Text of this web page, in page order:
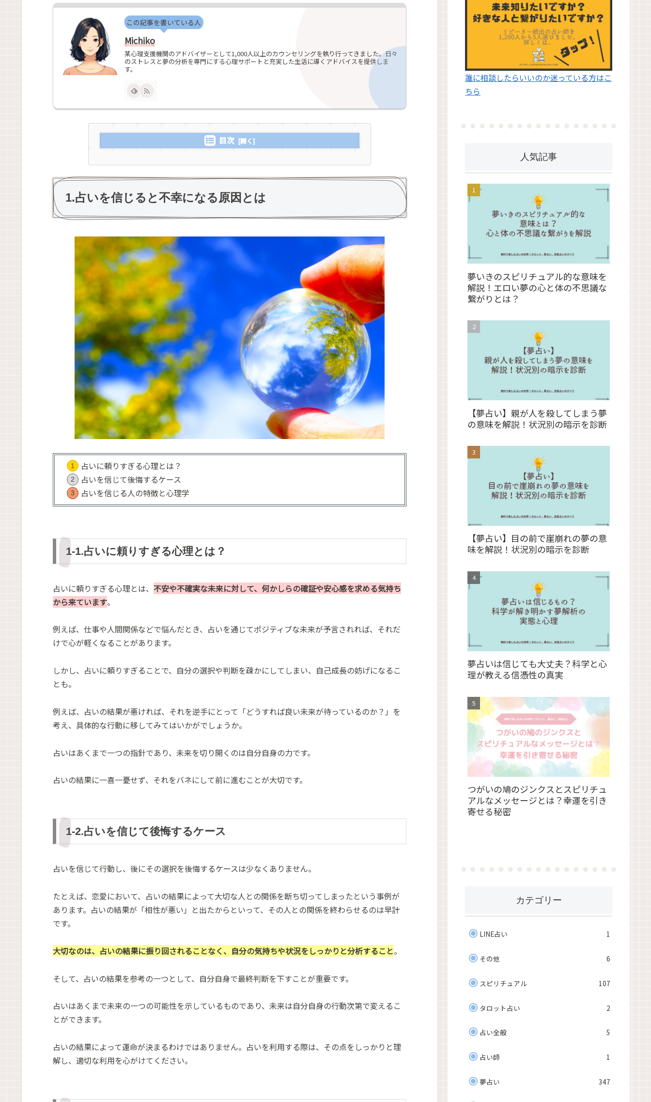
この記事を書いている人
Michiko
某心理支援機関のアドバイザーとして1,000人以上のカウンセリングを執り行ってきました。日々
のストレスと夢の分析を専門にする心理サポートと充実した生活に導くアドバイスを提供しま
す。
目次
1.占いを信じると不幸になる原因とは
占いに頼りすぎる心理とは？
占いを信じて後悔するケース
占いを信じる人の特徴と心理学
1-1.占いに頼りすぎる心理とは？
占いに頼りすぎる心理とは、 不安や不確実な未来に対して、何かしらの確証や安心感を求める気持ち
から来ています。
例えば、仕事や人間関係などで悩んだとき、占いを通じてポジティブな未来が予言されれば、それだ
けで心が軽くなることがあります。
しかし、占いに頼りすぎることで、自分の選択や判断を疎かにしてしまい、自己成長の妨げになるこ
とも。
例えば、占いの結果が悪ければ、それを逆手にとって「どうすれば良い未来が待っているのか？」を
考え、具体的な行動に移してみてはいかがでしょうか。
占いはあくまで一つの指針であり、未来を切り開くのは自分自身の力です。
占いの結果に一喜一憂せず、それをバネにして前に進むことが大切です。
1-2.占いを信じて後悔するケース
占いを信じて行動し、後にその選択を後悔するケースは少なくありません。
たとえば、恋愛において、占いの結果によって大切な人との関係を断ち切ってしまったという事例が
あります。占いの結果が「相性が悪い」と出たからといって、その人との関係を終わらせるのは早計
です。
大切なのは、占いの結果に振り回されることなく、自分の気持ちや状況をしっかりと分析すること。
そして、占いの結果を参考の一つとして、自分自身で最終判断を下すことが重要です。
占いはあくまで未来の一つの可能性を示しているものであり、未来は自分自身の行動次第で変えるこ
とができます。
占いの結果によって運命が決まるわけではありません。占いを利用する際は、その点をしっかりと理
解し、適切な利用を心がけてください。
誰に相談したらいいのか迷っている方はこ
ちら
人気記事
夢いきのスピリチュアル的な意味を
解説！エロい夢の心と体の不思議な
繋がりとは？
【夢占い】親が人を殺してしまう夢
の意味を解説！状況別の暗示を診断
【夢占い】目の前で崖崩れの夢の意
味を解説！状況別の暗示を診断
夢占いは信じても大丈夫？科学と心
理が教える信憑性の真実
つがいの鳩のジンクスとスピリチュ
アルなメッセージとは？幸運を引き
寄せる秘密
カテゴリー
LINE占い 1
その他 6
スピリチュアル 107
タロット占い 2
占い全般 5
占い師 1
夢占い 347